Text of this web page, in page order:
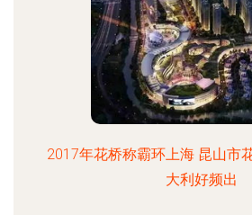
2017年花桥称霸环上海 昆山市
大利好频出